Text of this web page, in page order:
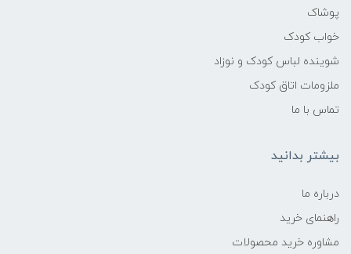
پوشاک
خواب کودک
شوینده لباس کودک و نوزاد
ملزومات اتاق کودک
تماس با ما
بیشتر بدانید
درباره ما
راهنمای خرید
مشاوره خرید محصولات